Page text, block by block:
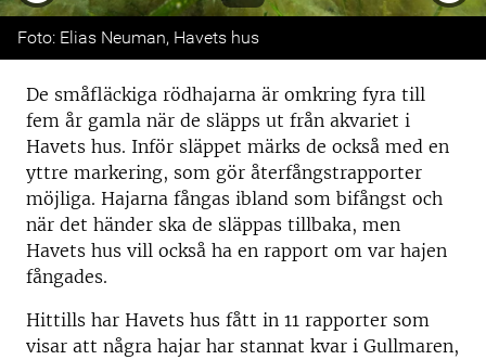
Previous
Foto: Elias Neuman, Havets hus
De småfläckiga rödhajarna är omkring fyra till
fem år gamla när de släpps ut från akvariet i
Havets hus. Inför släppet märks de också med en
yttre markering, som gör återfångstrapporter
möjliga. Hajarna fångas ibland som bifångst och
när det händer ska de släppas tillbaka, men
Havets hus vill också ha en rapport om var hajen
fångades.
Hittills har Havets hus fått in 11 rapporter som
visar att några hajar har stannat kvar i Gullmaren,